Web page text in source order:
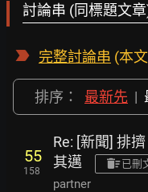
討論串 (同標題文
完整討論串 (本
排序： 最新先 |
55
158
Re: [新聞] 排
其邁
已刪
partner